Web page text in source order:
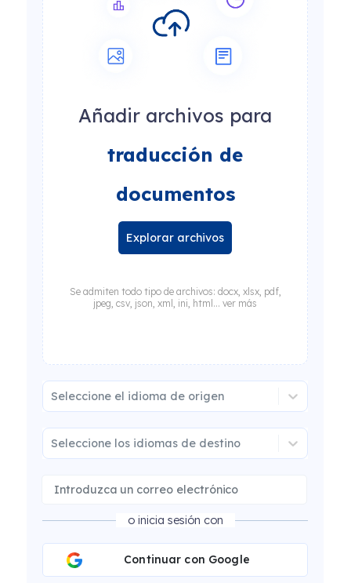
Añadir archivos para
traducción de
documentos
Explorar archivos
Se admiten todo tipo de archivos: docx, xlsx, pdf,
jpeg, csv, json, xml, ini, html... ver más
Seleccione el idioma de origen
Seleccione los idiomas de destino
o inicia sesión con
Continuar con Google